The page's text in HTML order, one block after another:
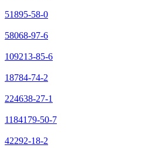
51895-58-0
58068-97-6
109213-85-6
18784-74-2
224638-27-1
1184179-50-7
42292-18-2